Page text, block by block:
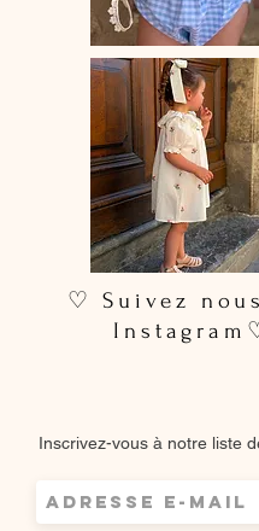
♡ Suivez
Inscrivez-vous à notre liste